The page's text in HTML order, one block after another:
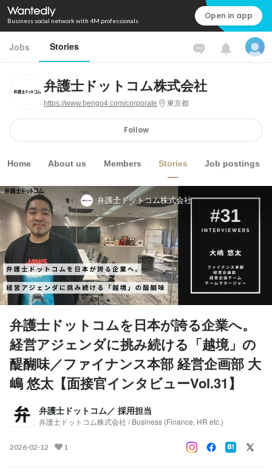
Business social network with 4M professionals Open in app
Jobs Stories
弁護士ドットコム株式会社
https://www.bengo4.com/corporate 東京都
Follow
Home About us Members Stories Job postings
弁護士ドットコム株式会社
弁護士ドットコムを日本が誇る企業へ。
経営アジェンダに挑み続ける「越境」の
醍醐味／ファイナンス本部 経営企画部 大
嶋 悠太【面接官インタビューVol.31】
弁護士ドットコム／ 採用担当
弁護士ドットコム株式会社 / Business (Finance, HR etc.)
2026-02-12 1